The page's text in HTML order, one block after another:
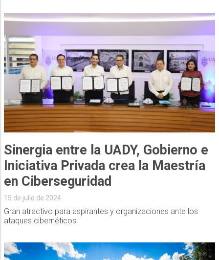
Sinergia entre la UADY, Gobierno e
Iniciativa Privada crea la Maestría
en Ciberseguridad
15 de julio de 2024
Gran atractivo para aspirantes y organizaciones ante los
ataques cibernéticos